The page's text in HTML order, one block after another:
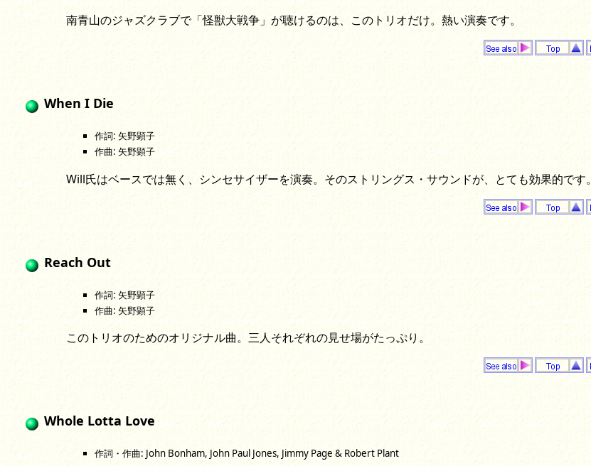
南青山のジャズクラブで「怪獣大戦争」が聴けるのは、このトリオだけ。熱い演奏です。
When I Die
作詞: 矢野顕子
作曲: 矢野顕子
Will氏はベースでは無く、シンセサイザーを演奏。そのストリングス・サウンドが、とても効果的です。
Reach Out
作詞: 矢野顕子
作曲: 矢野顕子
このトリオのためのオリジナル曲。三人それぞれの見せ場がたっぷり。
Whole Lotta Love
作詞・作曲: John Bonham, John Paul Jones, Jimmy Page & Robert Plant